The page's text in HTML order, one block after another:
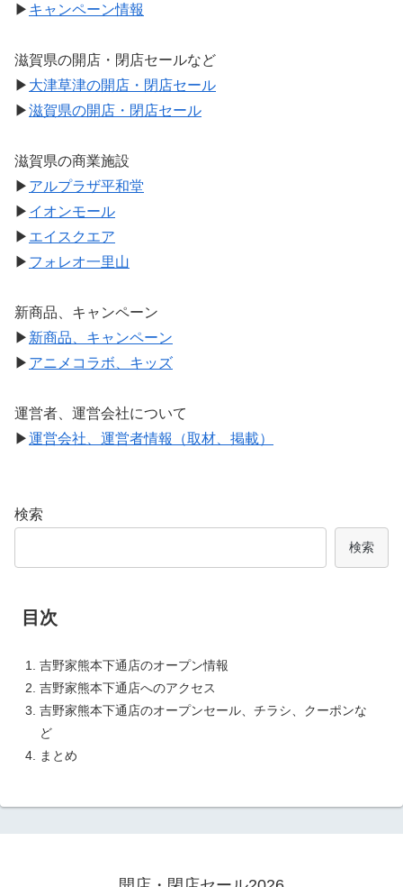
▶ キャンペーン情報
滋賀県の開店・閉店セールなど
▶ 大津草津の開店・閉店セール
▶滋賀県の開店・閉店セール
滋賀県の商業施設
▶ アルプラザ平和堂
▶ イオンモール
▶ エイスクエア
▶ フォレオ一里山
新商品、キャンペーン
▶ 新商品、キャンペーン
▶ アニメコラボ、キッズ
運営者、運営会社について
▶運営会社、運営者情報（取材、掲載）
検索
検索
目次
吉野家熊本下通店のオープン情報
吉野家熊本下通店へのアクセス
吉野家熊本下通店のオープンセール、チラシ、クーポンな
ど
まとめ